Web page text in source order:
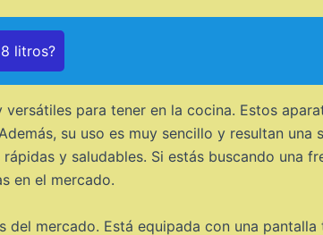
litros?
para tener en la cocina. Estos
su uso es muy sencillo y resultan una
y saludables. Si estás buscando una
en el mercado.
del mercado. Está equipada con una